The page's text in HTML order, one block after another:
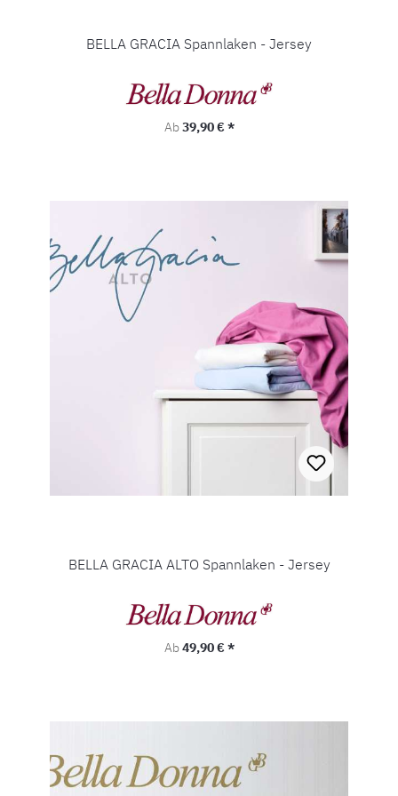
BELLA GRACIA Spannlaken - Jersey
Regulärer Preis:
Ab39,90 € *
BELLA GRACIA ALTO Spannlaken - Jersey
Regulärer Preis:
Ab49,90 € *